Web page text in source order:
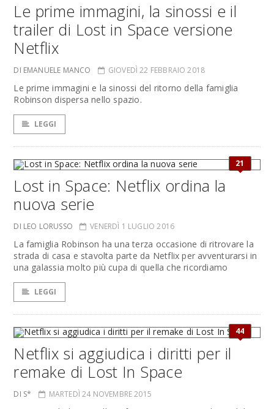
Le prime immagini, la sinossi e il
trailer di Lost in Space versione
Netflix
DI EMANUELE MANCO GIOVEDÌ 22 FEBBRAIO 2018
Le prime immagini e la sinossi del ritorno della famiglia
Robinson dispersa nello spazio.
LEGGI
21
Lost in Space: Netflix ordina la
nuova serie
DI LEO LORUSSO VENERDÌ 1 LUGLIO 2016
La famiglia Robinson ha una terza occasione di ritrovare la
strada di casa e stavolta parte da Netflix per avventurarsi in
una galassia molto più cupa di quella che ricordiamo
LEGGI
44
Netflix si aggiudica i diritti per il
remake di Lost In Space
DI S* MARTEDÌ 24 NOVEMBRE 2015